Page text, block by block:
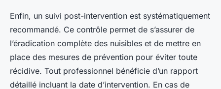
Enfin, un suivi post-intervention est systématiquement
recommandé. Ce contrôle permet de s’assurer de
l’éradication complète des nuisibles et de mettre en
place des mesures de prévention pour éviter toute
récidive. Tout professionnel bénéficie d’un rapport
détaillé incluant la date d’intervention. En cas de